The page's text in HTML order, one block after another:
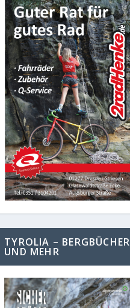
TYROLIA – BERGBÜCHER
UND MEHR